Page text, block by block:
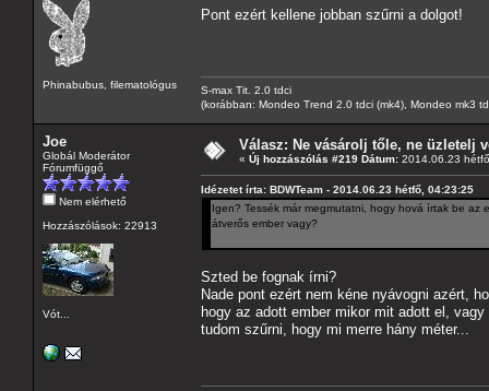
Phinabubus, filematológus
Pont ezért kellene jobban szűrni a dolgot!
S-max Tit. 2.0 tdci
(korábban: Mondeo Trend 2.0 tdci (mk4), Mondeo mk3
Joe
Globál Moderátor
Fórumfüggő
Nem elérhető
Hozzászólások: 22913
Vót...
Válasz: Ne vásárolj tőle, ne üzletelj
« Új hozzászólás #219 Dátum: 2014.06.23
Idézetet írta: BDWTeam - 2014.06.23 hétfő, 04:23:25
Igen? Tessék már megmutatni, hogy hová írtak be
átverős ember vagy?
Szted be fognak írni?
Nade pont ezért nem kéne nyávogni azért,
hogy az adott ember mikor mit adott el,
tudom szűrni, hogy mi merre hány méter...